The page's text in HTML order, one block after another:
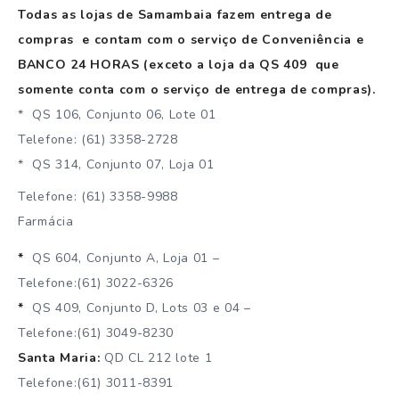
Todas as lojas de Samambaia fazem entrega de
compras e contam com o serviço de Conveniência e
BANCO 24 HORAS (exceto a loja da QS 409 que
somente conta com o serviço de entrega de compras).
* QS 106, Conjunto 06, Lote 01
Telefone: (61) 3358-2728
* QS 314, Conjunto 07, Loja 01
Telefone: (61) 3358-9988
Farmácia
* QS 604, Conjunto A, Loja 01 –
Telefone:(61) 3022-6326
* QS 409, Conjunto D, Lots 03 e 04 –
Telefone:(61) 3049-8230
Santa Maria: QD CL 212 lote 1
Telefone:(61) 3011-8391